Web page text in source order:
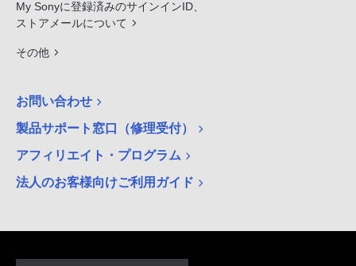
My Sonyに登録済みのサインインID、
ストアメールについて
その他
お問い合わせ
製品サポート窓口（修理受付）
アフィリエイト・プログラム
法人のお客様向けご利用ガイド